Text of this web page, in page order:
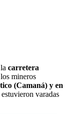
carretera
mineros
(Camaná) y en
varadas